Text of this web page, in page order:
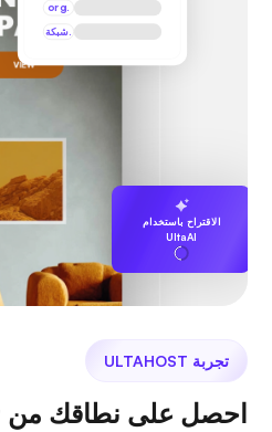
تجربة ULTAHOST
.org
.شبكة
الاقتراح باستخدام
UltaAI